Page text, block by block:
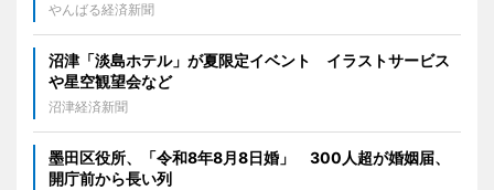
やんばる経済新聞
沼津「淡島ホテル」が夏限定イベント イラストサービス
や星空観望会など
沼津経済新聞
墨田区役所、「令和8年8月8日婚」 300人超が婚姻届、
開庁前から長い列